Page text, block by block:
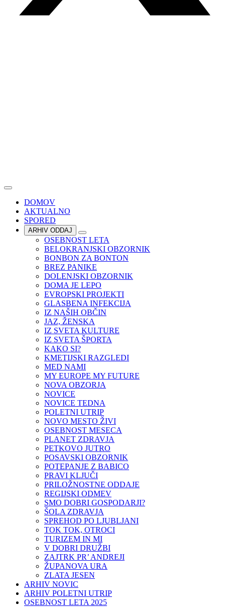
DOMOV
AKTUALNO
SPORED
ARHIV ODDAJ
OSEBNOST LETA
BELOKRANJSKI OBZORNIK
BONBON ZA BONTON
BREZ PANIKE
DOLENJSKI OBZORNIK
DOMA JE LEPO
EVROPSKI PROJEKTI
GLASBENA INFEKCIJA
IZ NAŠIH OBČIN
JAZ, ŽENSKA
IZ SVETA KULTURE
IZ SVETA ŠPORTA
KAKO SI?
KMETIJSKI RAZGLEDI
MED NAMI
MY EUROPE MY FUTURE
NOVA OBZORJA
NOVICE
NOVICE TEDNA
POLETNI UTRIP
NOVO MESTO ŽIVI
OSEBNOST MESECA
PLANET ZDRAVJA
PETKOVO JUTRO
POSAVSKI OBZORNIK
POTEPANJE Z BABICO
PRAVI KLJUČI
PRILOŽNOSTNE ODDAJE
REGIJSKI ODMEV
SMO DOBRI GOSPODARJI?
ŠOLA ZDRAVJA
SPREHOD PO LJUBLJANI
TOK TOK, OTROCI
TURIZEM IN MI
V DOBRI DRUŽBI
ZAJTRK PR’ ANDREJI
ŽUPANOVA URA
ZLATA JESEN
ARHIV NOVIC
ARHIV POLETNI UTRIP
OSEBNOST LETA 2025